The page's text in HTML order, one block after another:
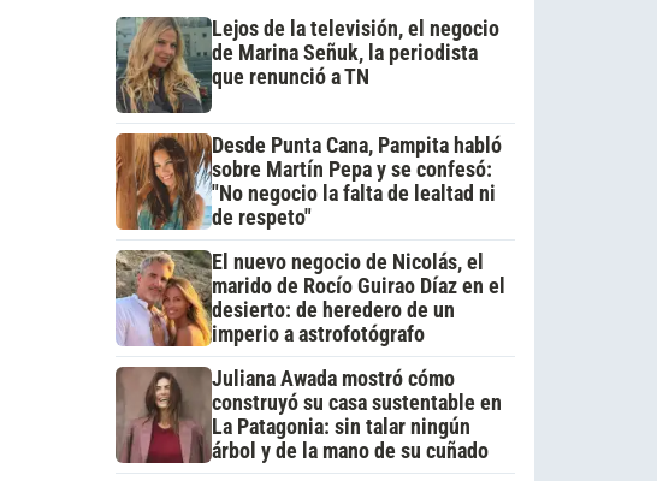
Lejos de la televisión, el negocio
de Marina Señuk, la periodista
que renunció a TN
Desde Punta Cana, Pampita habló
sobre Martín Pepa y se confesó:
"No negocio la falta de lealtad ni
de respeto"
El nuevo negocio de Nicolás, el
marido de Rocío Guirao Díaz en el
desierto: de heredero de un
imperio a astrofotógrafo
Juliana Awada mostró cómo
construyó su casa sustentable en
La Patagonia: sin talar ningún
árbol y de la mano de su cuñado